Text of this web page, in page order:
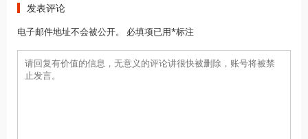
发表评论
电子邮件地址不会被公开。 必填项已用*标注